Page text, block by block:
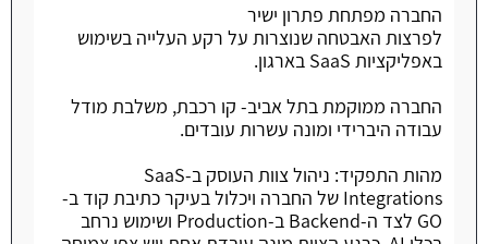
החברה מפתחת פתרון ישיר
לפרצות האבטחה שנוצרות על רקע העלייה בשימוש
באפליקציות SaaS בארגון.
החברה ממוקמת בתל אביב- קו רכבת, משלבת מודל
עבודה היברידי ומונה עשרות עובדים.
מהות התפקיד: ניהול צוות העוסק ב-SaaS
Integrations של החברה ויכלול בעיקר כתיבת קוד ב-
GO לצד ה-Backend ב-Production ושימוש נרחב